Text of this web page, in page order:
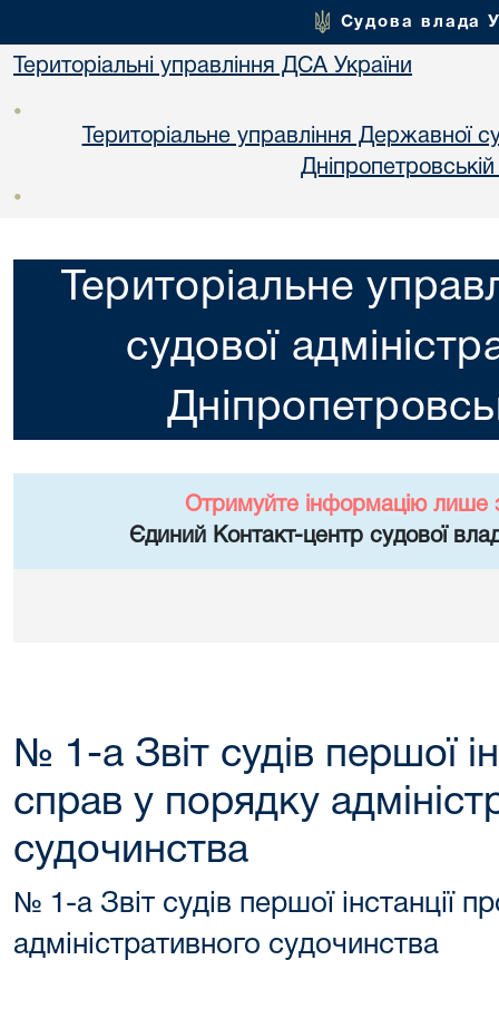
Судова влада
Територіальні управління ДСА України
•
Територіальне управління Державної
•
Територіальне
судової
Отримуйте інформацію лише
Єдиний Контакт-центр судової
№ 1-а Звіт судів першої
справ у порядку
судочинства
№ 1-а Звіт судів першої інстанції
адміністративного судочинства